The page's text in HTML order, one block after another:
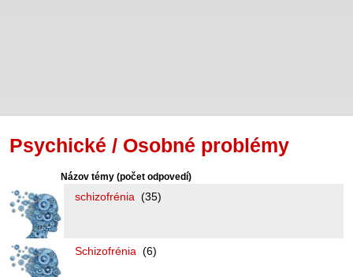
Psychické / Osobné problémy
Názov témy (počet odpovedí)
schizofrénia (35)
Schizofrénia (6)